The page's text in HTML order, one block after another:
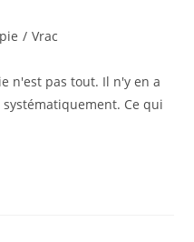
/ Vrac
n'est pas tout. Il n'y en a
Ce qui